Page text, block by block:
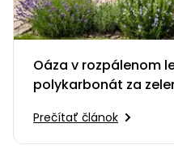
Oáza v rozpálenom
polykarbonát za
Prečítať článok